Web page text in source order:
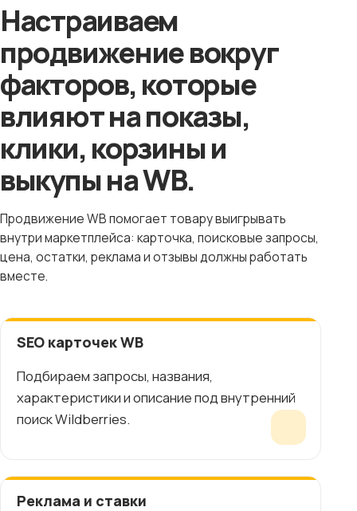
Настраиваем
продвижение вокруг
факторов, которые
влияют на показы,
клики, корзины и
выкупы на WB.
Продвижение WB помогает товару выигрывать
внутри маркетплейса: карточка, поисковые запросы,
цена, остатки, реклама и отзывы должны работать
вместе.
SEO карточек WB
Подбираем запросы, названия,
характеристики и описание под внутренний
поиск Wildberries.
Реклама и ставки